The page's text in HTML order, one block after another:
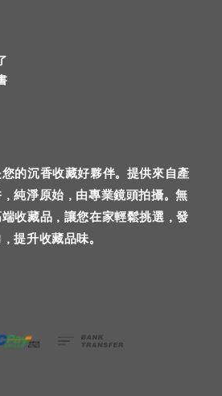
您的沉香收藏好夥伴。提供來自產
純淨原始，由專業鏡頭拍攝。無
收藏品，讓您在家輕鬆挑選，發
提升收藏品味。